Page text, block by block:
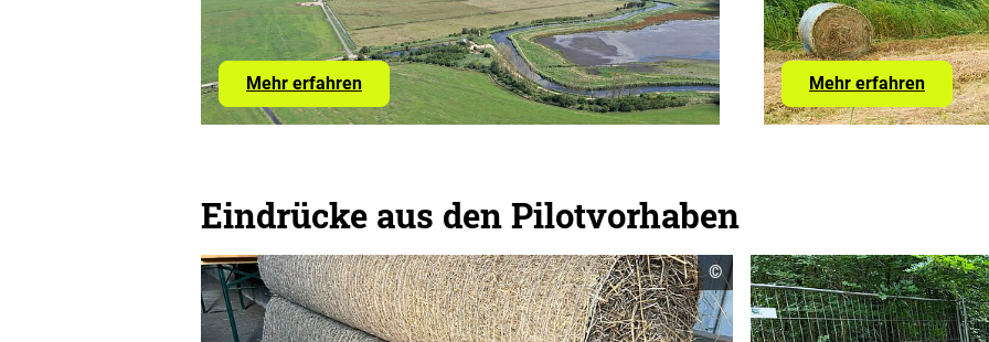
Mehr erfahren Mehr erfahren
Eindrücke aus den Pilotvorhaben
Copyright
Informationen
öffnen
©